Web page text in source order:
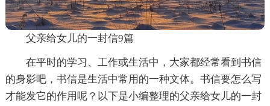
父亲给女儿的一封信9篇
在平时的学习、工作或生活中，大家都经常看到书信
的身影吧，书信是生活中常用的一种文体。书信要怎么写
才能发它的作用呢？以下是小编整理的父亲给女儿的一封